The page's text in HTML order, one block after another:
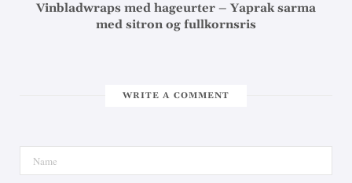
Vinbladwraps med hageurter – Yaprak sarma
med sitron og fullkornsris
WRITE A COMMENT